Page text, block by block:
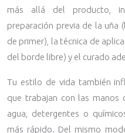
más allá del producto,
preparación previa de la uña
de primer), la técnica de
del borde libre) y el curado
Tu estilo de vida también
que trabajan con las manos
agua, detergentes o
más rápido. Del mismo